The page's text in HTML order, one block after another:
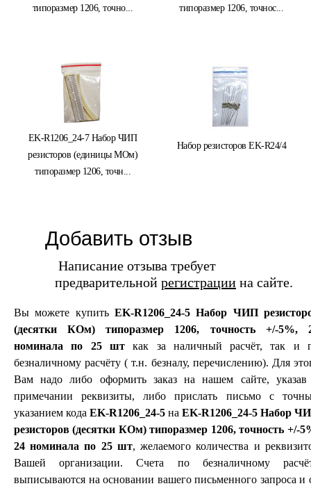
типоразмер 1206, точно...
типоразмер 1206, точнос...
EK-R1206_24-7 Набор ЧИП
резисторов (единицы МОм)
типоразмер 1206, точн...
Набор резисторов EK-R24/4
Добавить отзыв
Написание отзыва требует
предварительной регистрации на сайте.
Вы можете купить EK-R1206_24-5 Набор ЧИП
(десятки КОм) типоразмер 1206, точность +/-5%,
номинала по 25 шткак за наличный расчёт, так и
безналичному расчёту ( т.н. безналу, перечислению). Для
Вам надо либо оформить заказ на нашем сайте,
примечании реквизиты, либо прислать письмо с
указанием кода EK-R1206_24-5 на EK-R1206_24-5 Набор
резисторов (десятки КОм) типоразмер 1206, точность +/-
24 номинала по 25 шт, желаемого количества и
Вашей организации. Счета по безналичному
выписываются на основании вашего письменного запроса и